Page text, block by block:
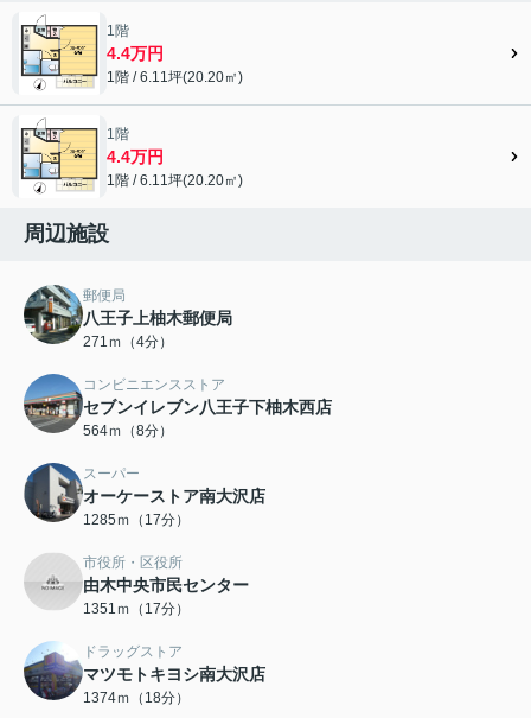
1階
4.4万円
1階 / 6.11坪(20.20㎡)
1階
4.4万円
1階 / 6.11坪(20.20㎡)
周辺施設
郵便局
八王子上柚木郵便局
271ｍ（4分）
コンビニエンスストア
セブンイレブン八王子下柚木西店
564ｍ（8分）
スーパー
オーケーストア南大沢店
1285ｍ（17分）
市役所・区役所
由木中央市民センター
1351ｍ（17分）
ドラッグストア
マツモトキヨシ南大沢店
1374ｍ（18分）